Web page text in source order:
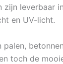
leverbaar
en UV-licht.
toch de